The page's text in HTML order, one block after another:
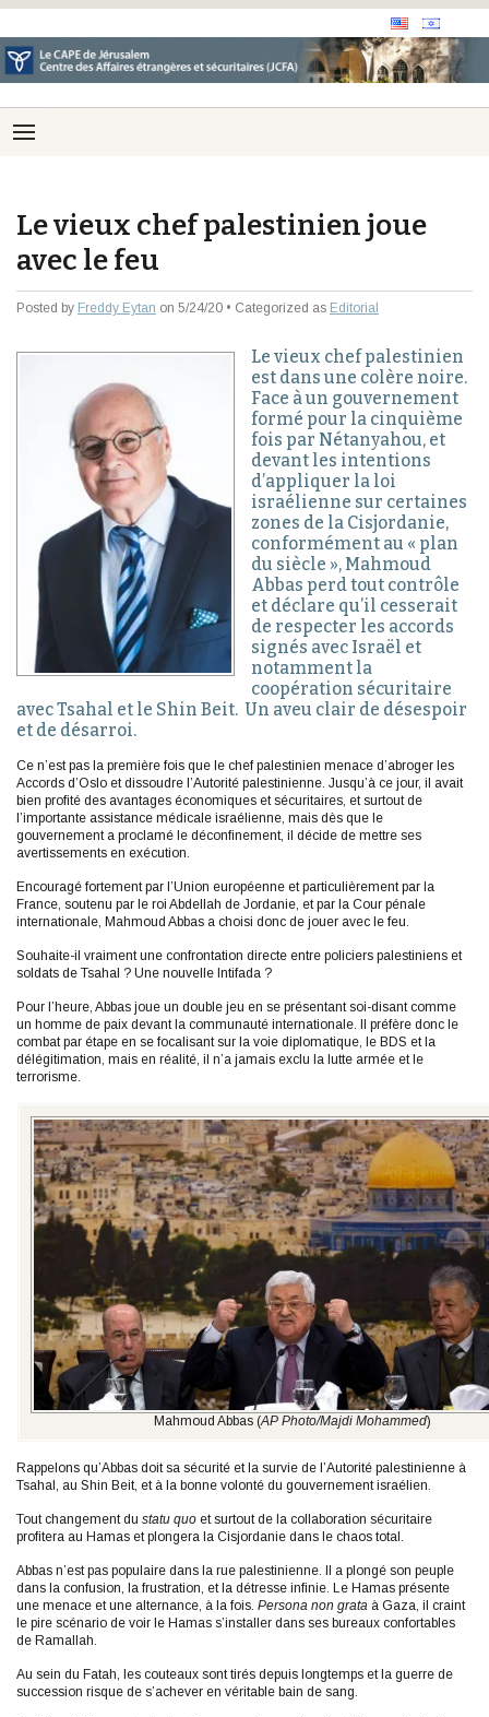
Le vieux chef palestinien joue
avec le feu
Posted by Freddy Eytan on 5/24/20 • Categorized as Editorial
Le vieux chef palestinien
est dans une colère noire.
Face à un gouvernement
formé pour la cinquième
fois par Nétanyahou, et
devant les intentions
d’appliquer la loi
israélienne sur certaines
zones de la Cisjordanie,
conformément au « plan
du siècle », Mahmoud
Abbas perd tout contrôle
et déclare qu’il cesserait
de respecter les accords
signés avec Israël et
notamment la
coopération sécuritaire
avec Tsahal et le Shin Beit. Un aveu clair de désespoir
et de désarroi.
Ce n’est pas la première fois que le chef palestinien menace d’abroger les
Accords d’Oslo et dissoudre l’Autorité palestinienne. Jusqu’à ce jour, il avait
bien profité des avantages économiques et sécuritaires, et surtout de
l’importante assistance médicale israélienne, mais dès que le
gouvernement a proclamé le déconfinement, il décide de mettre ses
avertissements en exécution.
Encouragé fortement par l’Union européenne et particulièrement par la
France, soutenu par le roi Abdellah de Jordanie, et par la Cour pénale
internationale, Mahmoud Abbas a choisi donc de jouer avec le feu.
Souhaite-il vraiment une confrontation directe entre policiers palestiniens et
soldats de Tsahal ? Une nouvelle Intifada ?
Pour l’heure, Abbas joue un double jeu en se présentant soi-disant comme
un homme de paix devant la communauté internationale. Il préfère donc le
combat par étape en se focalisant sur la voie diplomatique, le BDS et la
délégitimation, mais en réalité, il n’a jamais exclu la lutte armée et le
terrorisme.
Mahmoud Abbas (AP Photo/Majdi Mohammed)
Rappelons qu’Abbas doit sa sécurité et la survie de l’Autorité palestinienne à
Tsahal, au Shin Beit, et à la bonne volonté du gouvernement israélien.
Tout changement du statu quo et surtout de la collaboration sécuritaire
profitera au Hamas et plongera la Cisjordanie dans le chaos total.
Abbas n’est pas populaire dans la rue palestinienne. Il a plongé son peuple
dans la confusion, la frustration, et la détresse infinie. Le Hamas présente
une menace et une alternance, à la fois. Persona non grata à Gaza, il craint
le pire scénario de voir le Hamas s’installer dans ses bureaux confortables
de Ramallah.
Au sein du Fatah, les couteaux sont tirés depuis longtemps et la guerre de
succession risque de s’achever en véritable bain de sang.